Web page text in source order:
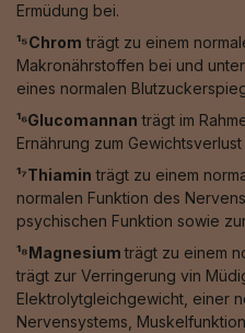
Ermüdung bei.
¹⁵Chrom trägt zu einem
Makronährstoffen bei und
eines normalen
¹⁶Glucomannan trägt im
Ernährung zum Gewichtsverlust
¹⁷Thiamin trägt zu einem
normalen Funktion des
psychischen Funktion sowie
¹⁸Magnesiumträgt zu einem
trägt zur Verringerung vin
Elektrolytgleichgewicht, einer
Nervensystems,